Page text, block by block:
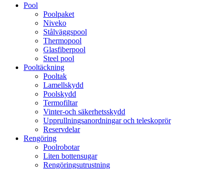
Pool
Poolpaket
Niveko
Stålväggspool
Thermopool
Glasfiberpool
Steel pool
Pooltäckning
Pooltak
Lamellskydd
Poolskydd
Termofiltar
Vinter-och säkerhetsskydd
Upprullningsanordningar och teleskoprör
Reservdelar
Rengöring
Poolrobotar
Liten bottensugar
Rengöringsutrustning